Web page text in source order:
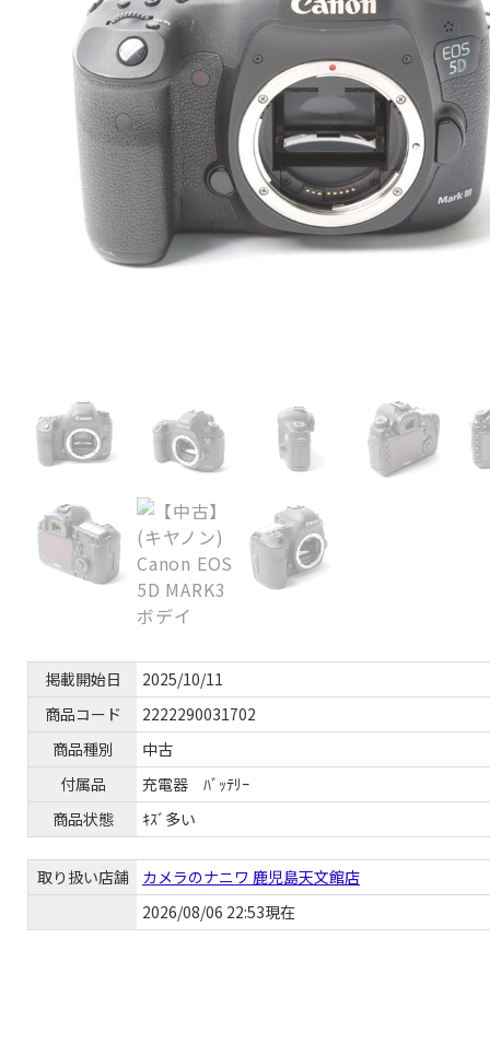
掲載開始日
2025/10/11
商品コード
2222290031702
商品種別
中古
付属品
充電器 ﾊﾞｯﾃﾘｰ
商品状態
ｷｽﾞ多い
取り扱い店舗
カメラのナニワ 鹿児島天文館店
2026/08/06 22:53現在